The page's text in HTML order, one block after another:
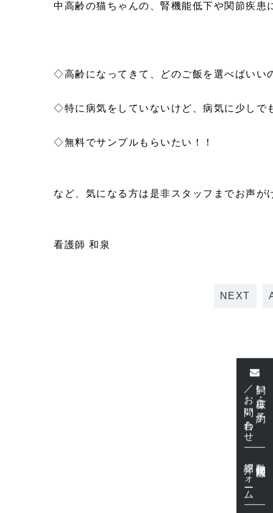
飼い主様・ご予約
／お問い合わせ
紹介フォーム
中高齢の猫ちゃんの、腎機能低下や関節疾
◇高齢になってきて、どのご飯を選べばいい
◇特に病気をしていないけど、病気に少しで
◇無料でサンプルもらいたい！！
など、気になる方は是非スタッフまでお声が
看護師 和泉
NEXT